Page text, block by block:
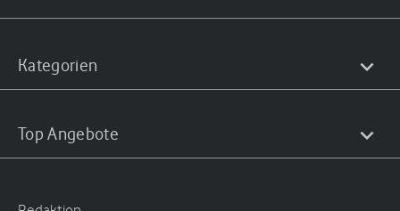
Kategorien
Top Angebote